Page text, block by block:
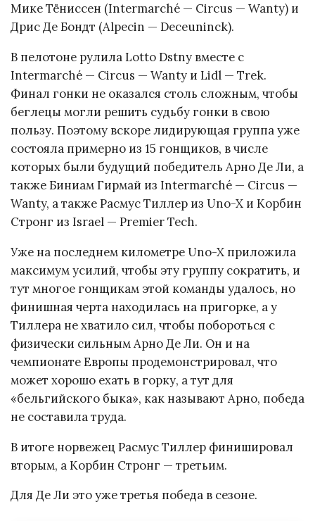
Мике Тёниссен (Intermarché — Circus — Wanty) и
Дрис Де Бондт (Alpecin — Deceuninck).
В пелотоне рулила Lotto Dstny вместе с
Intermarché — Circus — Wanty и Lidl — Trek.
Финал гонки не оказался столь сложным, чтобы
беглецы могли решить судьбу гонки в свою
пользу. Поэтому вскоре лидирующая группа уже
состояла примерно из 15 гонщиков, в числе
которых были будущий победитель Арно Де Ли, а
также Биниам Гирмай из Intermarché — Circus —
Wanty, а также Расмус Тиллер из Uno-X и Корбин
Стронг из Israel — Premier Tech.
Уже на последнем километре Uno-X приложила
максимум усилий, чтобы эту группу сократить, и
тут многое гонщикам этой команды удалось, но
финишная черта находилась на пригорке, а у
Тиллера не хватило сил, чтобы побороться с
физически сильным Арно Де Ли. Он и на
чемпионате Европы продемонстрировал, что
может хорошо ехать в горку, а тут для
«бельгийского быка», как называют Арно, победа
не составила труда.
В итоге норвежец Расмус Тиллер финишировал
вторым, а Корбин Стронг — третьим.
Для Де Ли это уже третья победа в сезоне.